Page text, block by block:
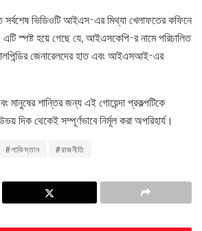
ভিডিওটি আইএস-এর মিথ্যা খেলাফতের কফিনে
স্পষ্ট হয়ে গেছে যে, আইএসকেপি-র নামে পরিচালিত
জেনারেলদের হাত এবং আইএসআই-এর
মানুষের শান্তির জন্য এই গোয়েন্দা প্রকল্পটিকে
দিক থেকেই সম্পূর্ণভাবে নির্মূল করা অপরিহার্য।
#পাকিস্তান #রাজনীতি